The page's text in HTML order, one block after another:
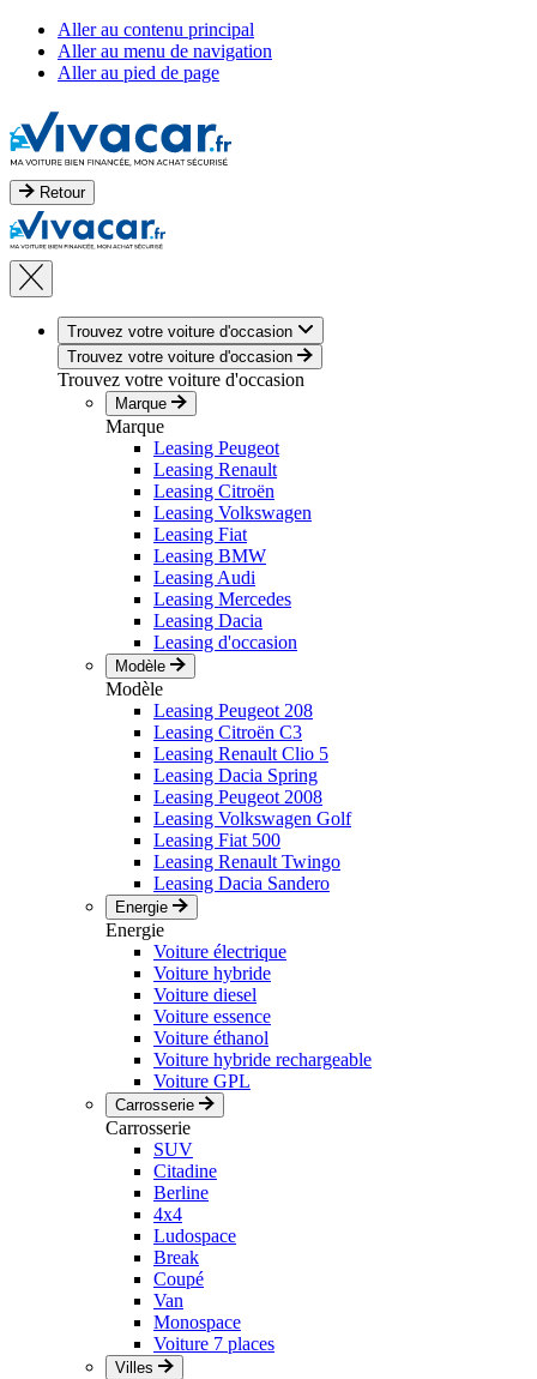
Aller au contenu principal
Aller au menu de navigation
Aller au pied de page
Retour
Trouvez votre voiture d'occasion
Trouvez votre voiture d'occasion
Trouvez votre voiture d'occasion
Marque
Marque
Leasing Peugeot
Leasing Renault
Leasing Citroën
Leasing Volkswagen
Leasing Fiat
Leasing BMW
Leasing Audi
Leasing Mercedes
Leasing Dacia
Leasing d'occasion
Modèle
Modèle
Leasing Peugeot 208
Leasing Citroën C3
Leasing Renault Clio 5
Leasing Dacia Spring
Leasing Peugeot 2008
Leasing Volkswagen Golf
Leasing Fiat 500
Leasing Renault Twingo
Leasing Dacia Sandero
Energie
Energie
Voiture électrique
Voiture hybride
Voiture diesel
Voiture essence
Voiture éthanol
Voiture hybride rechargeable
Voiture GPL
Carrosserie
Carrosserie
SUV
Citadine
Berline
4x4
Ludospace
Break
Coupé
Van
Monospace
Voiture 7 places
Villes